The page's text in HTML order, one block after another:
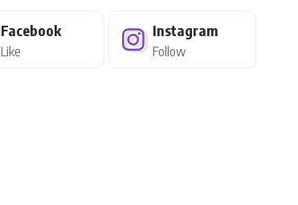
Facebook
Like
Instagram
Follow